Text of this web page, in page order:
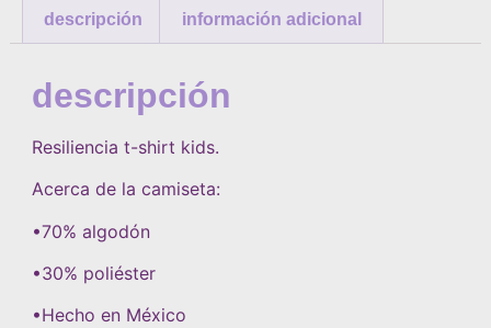
descripción información adicional
descripción
Resiliencia t-shirt kids.
Acerca de la camiseta:
•70% algodón
•30% poliéster
•Hecho en México